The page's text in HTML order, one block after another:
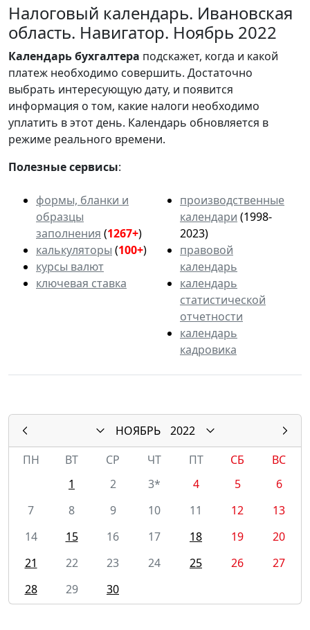
Налоговый календарь. Ивановская
область. Навигатор. Ноябрь 2022
Календарьбухгалтера подскажет, когда и какой
платеж необходимо совершить. Достаточно
выбрать интересующую дату, и появится
информация о том, какие налоги необходимо
уплатить в этот день. Календарь обновляется в
режиме реального времени.
Полезные сервисы:
формы, бланки и
образцы
заполнения (1267+)
калькуляторы (100+)
курсы валют
ключевая ставка
производственные
календари (1998-
2023)
правовой
календарь
календарь
статистической
отчетности
календарь
кадровика
НОЯБРЬ
2022
ПН
ВТ СР ЧТ ПТ СБ
ВС
1
2 3* 4 5
6
7
8 9 10 11 12
13
14
15 16 17 18 19
20
21
22 23 24 25 26
27
28
29 30